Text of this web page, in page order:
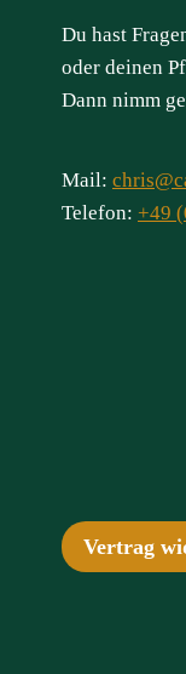
Du hast
oder deinen
Dann nimm
Mail:
Telefon: +49
Vertrag